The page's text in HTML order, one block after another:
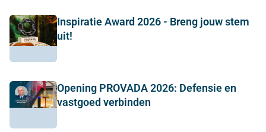
Inspiratie Award 2026 - Breng jouw stem
uit!
Opening PROVADA 2026: Defensie en
vastgoed verbinden